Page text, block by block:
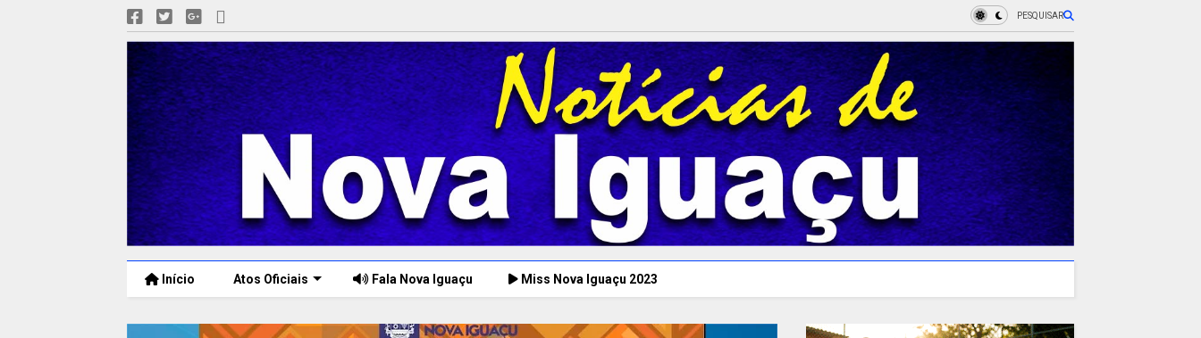
PESQUISAR
Início Atos Oficiais Fala Nova Iguaçu Miss Nova Iguaçu 2023